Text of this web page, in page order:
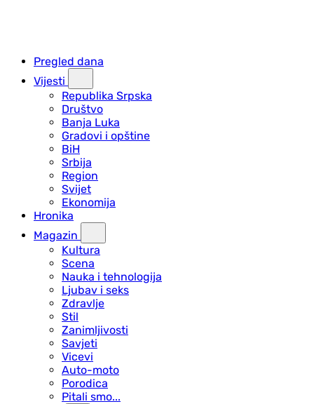
Pregled dana
Vijesti
Republika Srpska
Društvo
Banja Luka
Gradovi i opštine
BiH
Srbija
Region
Svijet
Ekonomija
Hronika
Magazin
Kultura
Scena
Nauka i tehnologija
Ljubav i seks
Zdravlje
Stil
Zanimljivosti
Savjeti
Vicevi
Auto-moto
Porodica
Pitali smo...